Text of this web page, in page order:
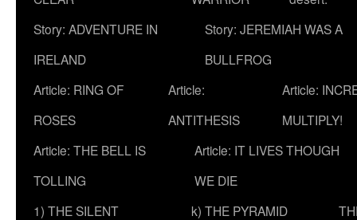
Story: ADVENTURE IN
IRELAND
Story: JEREMIAH WAS A
BULLFROG
Article: RING OF
ROSES
Article:
ANTITHESIS
Article:
MULTIPLY!
Article: THE BELL IS
TOLLING
Article: IT LIVES THOUGH
WE DIE
1) THE SILENT
k) THE PYRAMID